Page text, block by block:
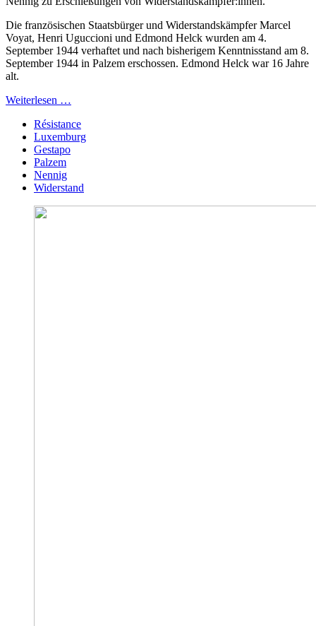
Die französischen Staatsbürger und Widerstandskämpfer Marcel
Voyat, Henri Uguccioni und Edmond Helck wurden am 4.
September 1944 verhaftet und nach bisherigem Kenntnisstand am 8.
September 1944 in Palzem erschossen. Edmond Helck war 16 Jahre
alt.
Weiterlesen …
Résistance
Luxemburg
Gestapo
Palzem
Nennig
Widerstand